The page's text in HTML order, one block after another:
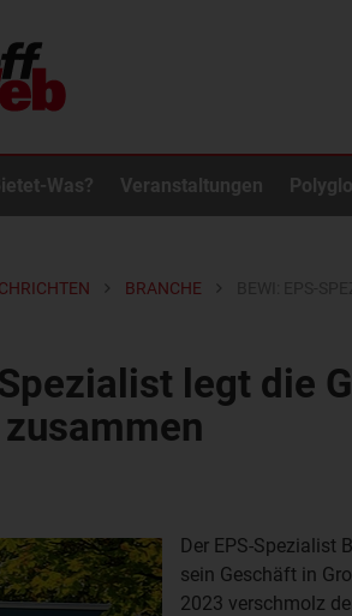
Was? Veranstaltungen
BRANCHE
legt die
Der EPS-Spezialist
sein Geschäft in
2023 verschmolz